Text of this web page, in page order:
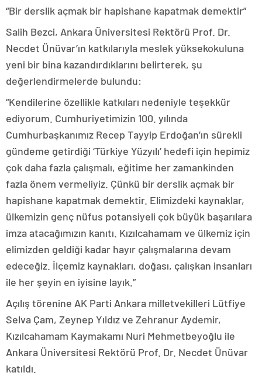
“Bir derslik açmak bir hapishane kapatmak demektir”
Salih Bezci, Ankara Üniversitesi Rektörü Prof. Dr.
Necdet Ünüvar’ın katkılarıyla meslek yüksekokuluna
yeni bir bina kazandırdıklarını belirterek, şu
değerlendirmelerde bulundu:
“Kendilerine özellikle katkıları nedeniyle teşekkür
ediyorum. Cumhuriyetimizin 100. yılında
Cumhurbaşkanımız Recep Tayyip Erdoğan’ın sürekli
gündeme getirdiği ‘Türkiye Yüzyılı’ hedefi için hepimiz
çok daha fazla çalışmalı, eğitime her zamankinden
fazla önem vermeliyiz. Çünkü bir derslik açmak bir
hapishane kapatmak demektir. Elimizdeki kaynaklar,
ülkemizin genç nüfus potansiyeli çok büyük başarılara
imza atacağımızın kanıtı. Kızılcahamam ve ülkemiz için
elimizden geldiği kadar hayır çalışmalarına devam
edeceğiz. İlçemiz kaynakları, doğası, çalışkan insanları
ile her şeyin en iyisine layık.”
Açılış törenine AK Parti Ankara milletvekilleri Lütfiye
Selva Çam, Zeynep Yıldız ve Zehranur Aydemir,
Kızılcahamam Kaymakamı Nuri Mehmetbeyoğlu ile
Ankara Üniversitesi Rektörü Prof. Dr. Necdet Ünüvar
katıldı.